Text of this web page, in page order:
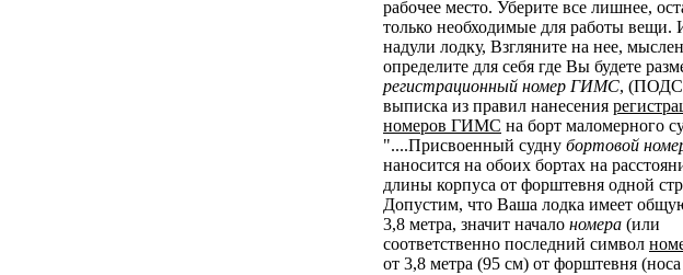
рабочее место. Уберите все лишнее,
только необходимые для работы вещи.
надули лодку, Взгляните на нее,
определите для себя где Вы будете
регистрационный номер ГИМС,
выписка из правил нанесения
номеров ГИМС на борт маломерного
"....Присвоенный судну бортовой
наносится на обоих бортах на
длины корпуса от форштевня одной
Допустим, что Ваша лодка имеет
3,8 метра, значит начало номера (или
соответственно последний символ
от 3,8 метра (95 см) от форштевня